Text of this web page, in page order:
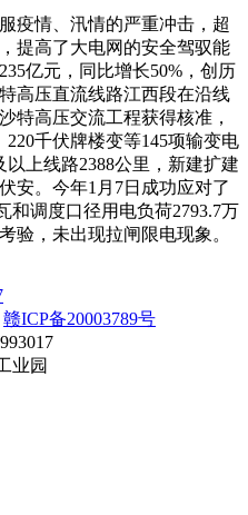
疫情、汛情的严重冲击，超
提高了大电网的安全驾驭能
亿元，同比增长50%，创历
高压直流线路江西段在沿线
特高压交流工程获得核准，
千伏牌楼变等145项输变电
上线路2388公里，新建扩建
安。今年1月7日成功应对了
和调度口径用电负荷2793.7万
验，未出现拉闸限电现象。
赣ICP备20003789号
业园